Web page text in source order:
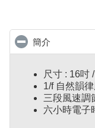
簡介
尺寸 : 16吋
1/f 自然韻
三段風速調
六小時電子